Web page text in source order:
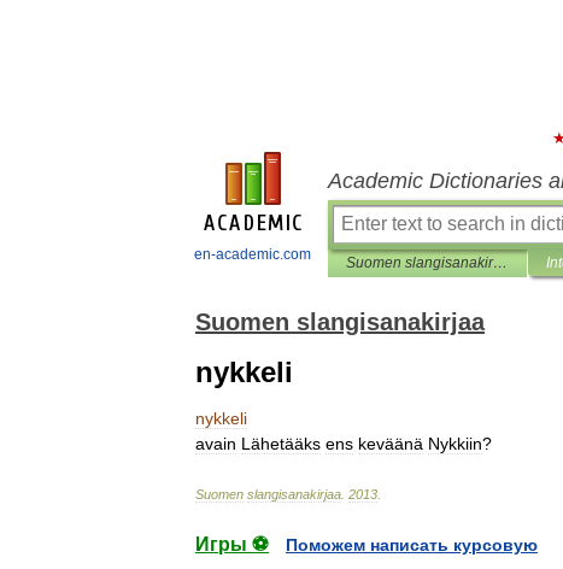
en-academic.com
Academic Dictionaries
Suomen slangisanakirjaa
Suomen slangisanakirjaa
nykkeli
nykkeli
avain Lähetääks ens keväänä Nykkiin?
Suomen slangisanakirjaa 2013
Игры ⚽
Поможем написать курсовую